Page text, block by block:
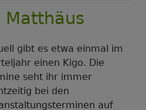
Matthäus
gibt es etwa einmal im
einen Kigo. Die
seht ihr immer
bei den
auf